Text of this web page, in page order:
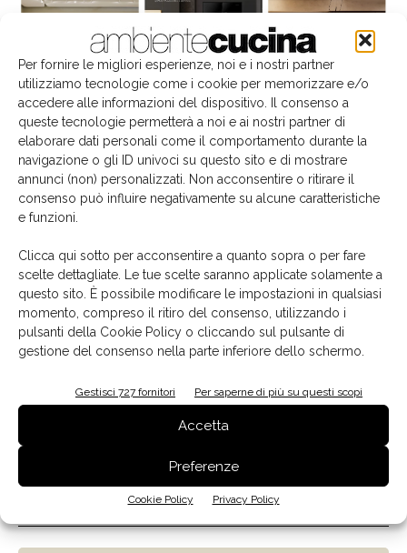
Per fornire le migliori esperienze, noi e i nostri partner
utilizziamo tecnologie come i cookie per memorizzare e/o
accedere alle informazioni del dispositivo. Il consenso a
queste tecnologie permetterà a noi e ai nostri partner di
elaborare dati personali come il comportamento durante la
navigazione o gli ID univoci su questo sito e di mostrare
annunci (non) personalizzati. Non acconsentire o ritirare il
consenso può influire negativamente su alcune caratteristiche
e funzioni.
Clicca qui sotto per acconsentire a quanto sopra o per fare
scelte dettagliate. Le tue scelte saranno applicate solamente a
questo sito. È possibile modificare le impostazioni in qualsiasi
momento, compreso il ritiro del consenso, utilizzando i
pulsanti della Cookie Policy o cliccando sul pulsante di
gestione del consenso nella parte inferiore dello schermo.
Gestisci 727 fornitori Per saperne di più su questi scopi
Accetta
Preferenze
Cookie Policy Privacy Policy
La biblioteca dei brand
Il libro del mese